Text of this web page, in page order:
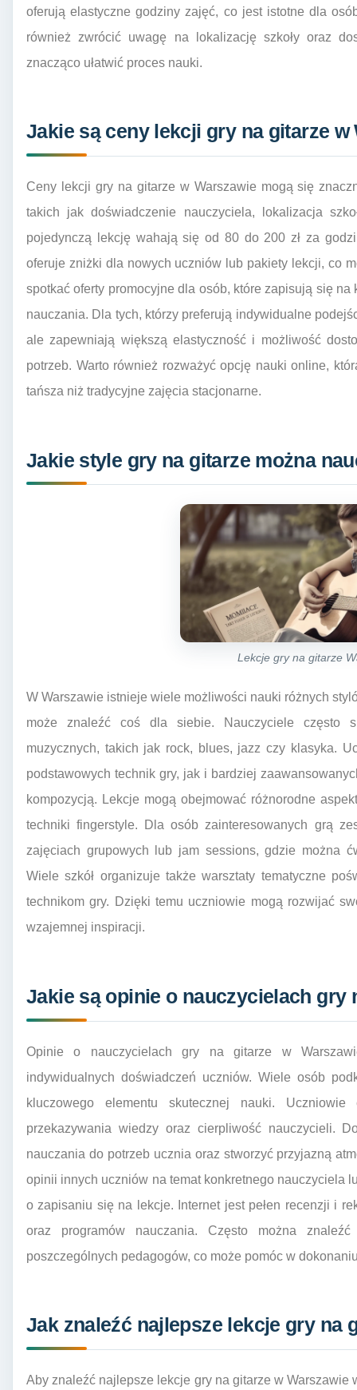
oferują elastyczne godziny zajęć, co jest istotne dla
również zwrócić uwagę na lokalizację szkoły oraz
znacząco ułatwić proces nauki.
Jakie są ceny lekcji gry na gitarze w
Ceny lekcji gry na gitarze w Warszawie mogą się
takich jak doświadczenie nauczyciela, lokalizacja
pojedynczą lekcję wahają się od 80 do 200 zł za
oferuje zniżki dla nowych uczniów lub pakiety lekcji, co
spotkać oferty promocyjne dla osób, które zapisują się
nauczania. Dla tych, którzy preferują indywidualne
ale zapewniają większą elastyczność i możliwość
potrzeb. Warto również rozważyć opcję nauki online,
tańsza niż tradycyjne zajęcia stacjonarne.
Jakie style gry na gitarze można
Lekcje gry na gitarze
W Warszawie istnieje wiele możliwości nauki różnych
może znaleźć coś dla siebie. Nauczyciele często
muzycznych, takich jak rock, blues, jazz czy klasyka.
podstawowych technik gry, jak i bardziej
kompozycją. Lekcje mogą obejmować różnorodne
techniki fingerstyle. Dla osób zainteresowanych grą
zajęciach grupowych lub jam sessions, gdzie można
Wiele szkół organizuje także warsztaty tematyczne
technikom gry. Dzięki temu uczniowie mogą rozwijać
wzajemnej inspiracji.
Jakie są opinie o nauczycielach gry
Opinie o nauczycielach gry na gitarze w
indywidualnych doświadczeń uczniów. Wiele osób
kluczowego elementu skutecznej nauki.
przekazywania wiedzy oraz cierpliwość nauczycieli.
nauczania do potrzeb ucznia oraz stworzyć przyjazną
opinii innych uczniów na temat konkretnego nauczyciela
o zapisaniu się na lekcje. Internet jest pełen recenzji i
oraz programów nauczania. Często można
poszczególnych pedagogów, co może pomóc w
Jak znaleźć najlepsze lekcje gry na
Aby znaleźć najlepsze lekcje gry na gitarze w Warszawie